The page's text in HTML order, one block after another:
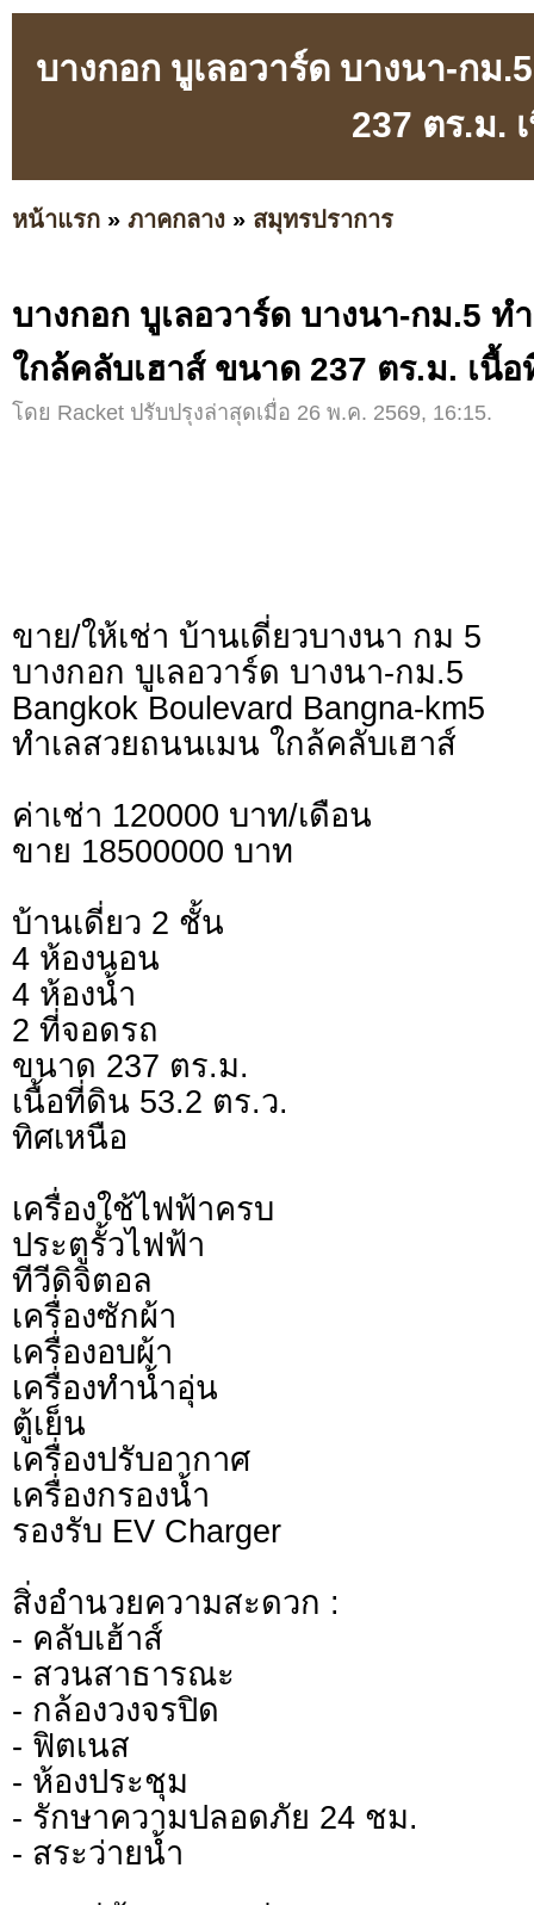
บางกอก บูเลอวาร์ด บางนา-กม
237 ตร.ม.
หน้าแรก » ภาคกลาง » สมุทรปราการ
บางกอก บูเลอวาร์ด บางนา-กม.5 ท
ใกล้คลับเฮาส์ ขนาด 237 ตร.ม. เนื้
โดย Racket ปรับปรุงล่าสุดเมื่อ 26 พ.ค. 2569, 16:15.
ขาย/ให้เช่า บ้านเดี่ยวบางนา กม 5
บางกอก บูเลอวาร์ด บางนา-กม.5
Bangkok Boulevard Bangna-km5
ทำเลสวยถนนเมน ใกล้คลับเฮาส์
ค่าเช่า 120000 บาท/เดือน
ขาย 18500000 บาท
บ้านเดี่ยว 2 ชั้น
4 ห้องนอน
4 ห้องน้ำ
2 ที่จอดรถ
ขนาด 237 ตร.ม.
เนื้อที่ดิน 53.2 ตร.ว.
ทิศเหนือ
เครื่องใช้ไฟฟ้าครบ
ประตูรั้วไฟฟ้า
ทีวีดิจิตอล
เครื่องซักผ้า
เครื่องอบผ้า
เครื่องทำน้ำอุ่น
ตู้เย็น
เครื่องปรับอากาศ
เครื่องกรองน้ำ
รองรับ EV Charger
สิ่งอำนวยความสะดวก :
- คลับเฮ้าส์
- สวนสาธารณะ
- กล้องวงจรปิด
- ฟิตเนส
- ห้องประชุม
- รักษาความปลอดภัย 24 ชม.
- สระว่ายน้ำ